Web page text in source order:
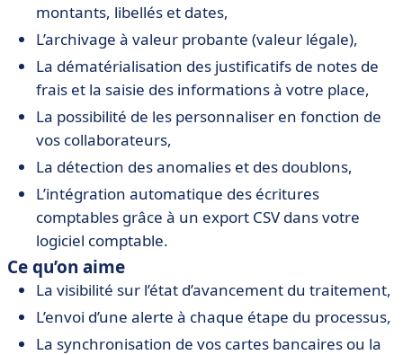
montants, libellés et dates,
L’archivage à valeur probante (valeur légale),
La dématérialisation des justificatifs de notes de
frais et la saisie des informations à votre place,
La possibilité de les personnaliser en fonction de
vos collaborateurs,
La détection des anomalies et des doublons,
L’intégration automatique des écritures
comptables grâce à un export CSV dans votre
logiciel comptable.
Ce qu’on aime
La visibilité sur l’état d’avancement du traitement,
L’envoi d’une alerte à chaque étape du processus,
La synchronisation de vos cartes bancaires ou la